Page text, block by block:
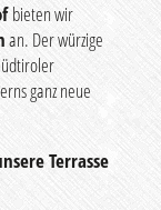
bieten wir
an. Der würzige
ganz neue
Terrasse